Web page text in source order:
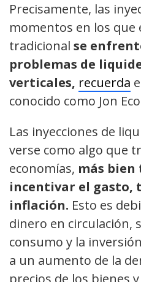
Precisamente, las
momentos en los que
tradicional se
problemas de
verticales, recuerda
conocido como Jon
Las inyecciones de
verse como algo que
economías, más bien
incentivar el gasto,
inflación. Esto es
dinero en circulación,
consumo y la
a un aumento de la